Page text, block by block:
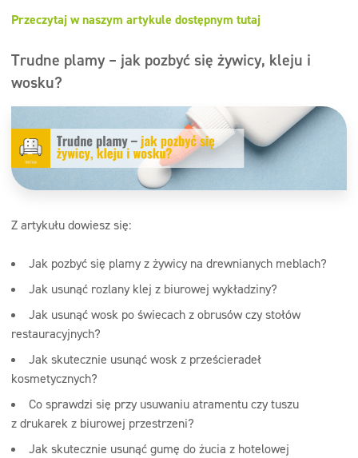
Przeczytaj w naszym artykule dostępnym tutaj
Trudne plamy – jak pozbyć się żywicy, kleju i
wosku?
Z artykułu dowiesz się:
Jak pozbyć się plamy z żywicy na drewnianych meblach?
Jak usunąć rozlany klej z biurowej wykładziny?
Jak usunąć wosk po świecach z obrusów czy stołów
restauracyjnych?
Jak skutecznie usunąć wosk z prześcieradeł
kosmetycznych?
Co sprawdzi się przy usuwaniu atramentu czy tuszu
z drukarek z biurowej przestrzeni?
Jak skutecznie usunąć gumę do żucia z hotelowej